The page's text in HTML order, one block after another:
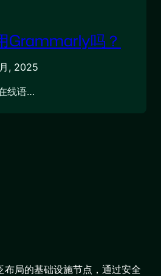
Grammarly吗？
, 2025
线语…
布局的基础设施节点，通过安全